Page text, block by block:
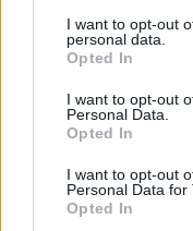
not limited to your
grant or deny consent
use your data for
consent section.
I want to opt-out
personal data.
Opted In
I want to opt-out
Personal Data.
Opted In
I want to opt-out
Personal Data for
Opted In
dificultades. La última
la lista de lesionados
muscular. Se retiró en
dolor en la pierna
Las pruebas médicas
especificado el tiempo
semanas,